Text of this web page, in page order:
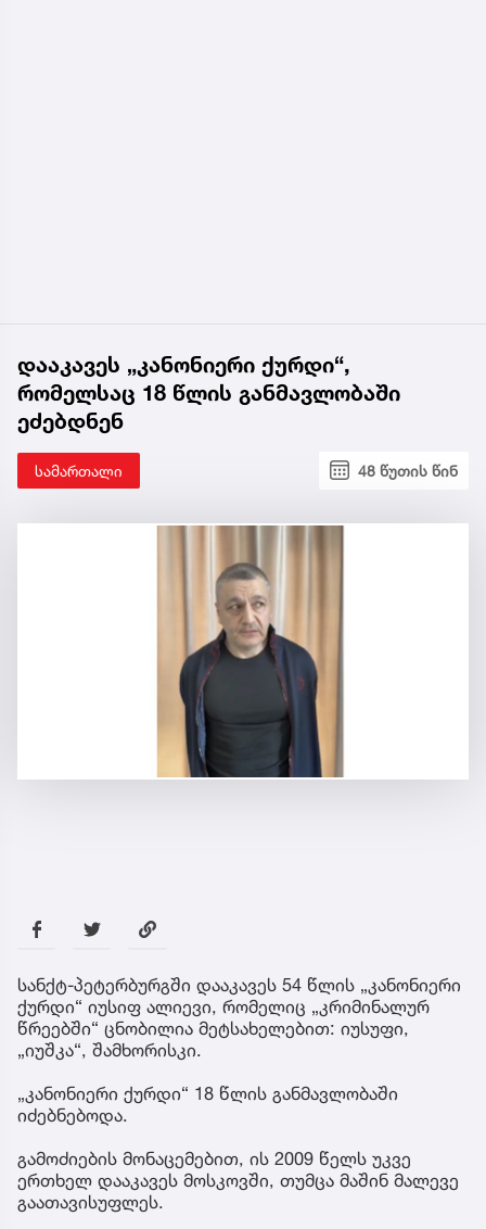
დააკავეს „კანონიერი ქურდი“,
რომელსაც 18 წლის განმავლობაში
ეძებდნენ
სამართალი 48 წუთის წინ
სანქტ-პეტერბურგში დააკავეს 54 წლის „კანონიერი
ქურდი“ იუსიფ ალიევი, რომელიც „კრიმინალურ
წრეებში“ ცნობილია მეტსახელებით: იუსუფი,
„იუშკა“, შამხორისკი.
„კანონიერი ქურდი“ 18 წლის განმავლობაში
იძებნებოდა.
გამოძიების მონაცემებით, ის 2009 წელს უკვე
ერთხელ დააკავეს მოსკოვში, თუმცა მაშინ მალევე
გაათავისუფლეს.